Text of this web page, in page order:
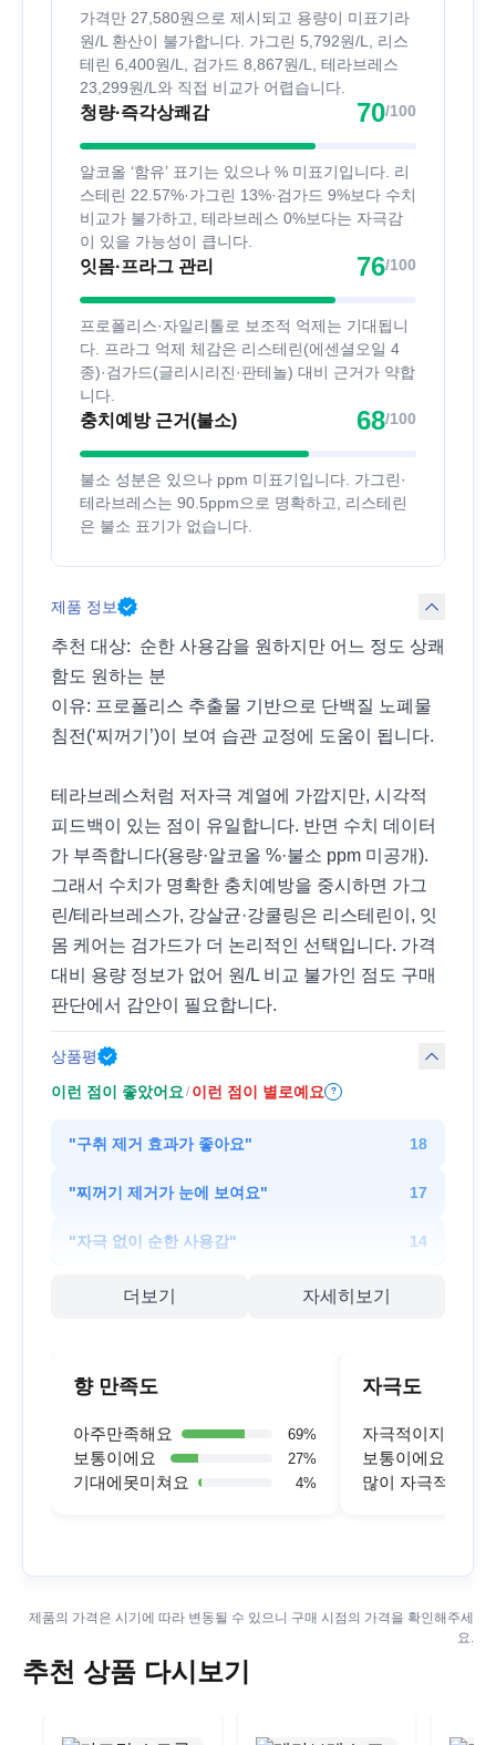
가격만 27,580원으로 제시되고 용량이 미표기라
원/L 환산이 불가합니다. 가그린 5,792원/L, 리스
테린 6,400원/L, 검가드 8,867원/L, 테라브레스
23,299원/L와 직접 비교가 어렵습니다.
청량·즉각상쾌감 70/100
알코올 ‘함유’ 표기는 있으나 % 미표기입니다. 리
스테린 22.57%·가그린 13%·검가드 9%보다 수치
비교가 불가하고, 테라브레스 0%보다는 자극감
이 있을 가능성이 큽니다.
잇몸·프라그 관리 76/100
프로폴리스·자일리톨로 보조적 억제는 기대됩니
다. 프라그 억제 체감은 리스테린(에센셜오일 4
종)·검가드(글리시리진·판테놀) 대비 근거가 약합
니다.
충치예방 근거(불소) 68/100
불소 성분은 있으나 ppm 미표기입니다. 가그린·
테라브레스는 90.5ppm으로 명확하고, 리스테린
은 불소 표기가 없습니다.
제품 정보
추천 대상: 순한 사용감을 원하지만 어느 정도 상쾌
함도 원하는 분
이유: 프로폴리스 추출물 기반으로 단백질 노폐물
침전(‘찌꺼기’)이 보여 습관 교정에 도움이 됩니다.
테라브레스처럼 저자극 계열에 가깝지만, 시각적
피드백이 있는 점이 유일합니다. 반면 수치 데이터
가 부족합니다(용량·알코올 %·불소 ppm 미공개).
그래서 수치가 명확한 충치예방을 중시하면 가그
린/테라브레스가, 강살균·강쿨링은 리스테린이, 잇
몸 케어는 검가드가 더 논리적인 선택입니다. 가격
대비 용량 정보가 없어 원/L 비교 불가인 점도 구매
판단에서 감안이 필요합니다.
상품평
이런 점이 좋았어요 / 이런 점이 별로예요 ?
"구취 제거 효과가 좋아요" 18
"찌꺼기 제거가 눈에 보여요" 17
"자극 없이 순한 사용감" 14
더보기 자세히보기
향 만족도
아주만족해요 69%
보통이에요 27%
기대에못미쳐요 4%
자극도
자극적이지 않아
보통이에요
많이 자극적이에
제품의 가격은 시기에 따라 변동될 수 있으니 구매 시점의 가격을 확인해주세
요.
추천 상품 다시보기